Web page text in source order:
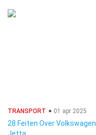
TRANSPORT 01 apr 2025
28 Feiten Over Volkswagen